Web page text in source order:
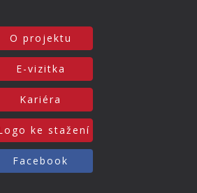
O projektu
E-vizitka
Kariéra
ke stažení
Facebook